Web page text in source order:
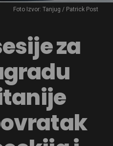
Foto Izvor: Tanjug / Patrick Post
za